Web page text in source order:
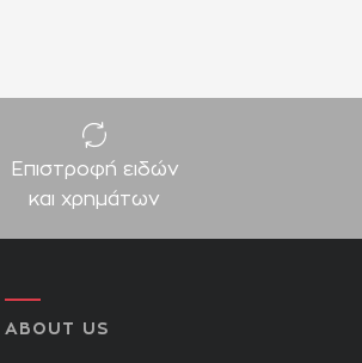
Επιστροφή ειδών
και χρημάτων
ABOUT US